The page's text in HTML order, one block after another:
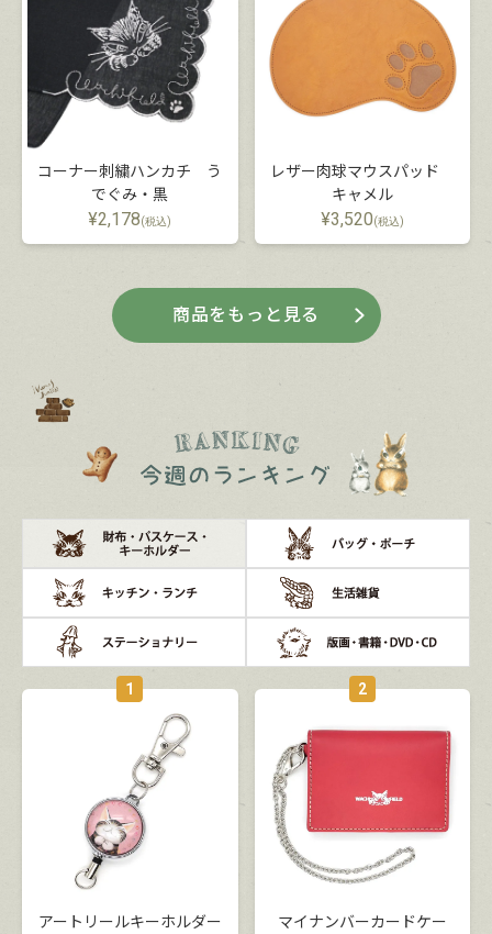
コーナー刺繍ハンカチ う
でぐみ・黒
¥2,178(税込)
レザー肉球マウスパッド
キャメル
¥3,520(税込)
商品をもっと見る
1
アートリールキーホルダー
2
マイナンバーカードケー